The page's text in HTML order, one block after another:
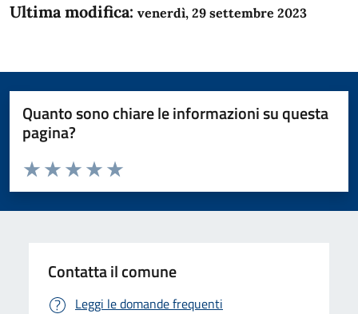
Ultima modifica: venerdì, 29 settembre 2023
Quanto sono chiare le informazioni su questa
pagina?
Domanda
Valuta da 1 a 5 stelle la pagina
Valuta 5 stelle su 5
Valuta 4 stelle su 5
Valuta 3 stelle su 5
Valuta 2 stelle su 5
Valuta 1 stelle su 5
Contatta il comune
Leggi le domande frequenti